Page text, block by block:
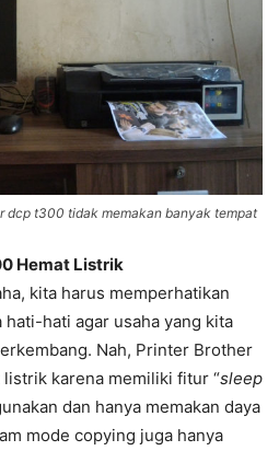
dcp t300 tidak memakan banyak tempat
Hemat Listrik
kita harus memperhatikan
hati agar usaha yang kita
Nah, Printer Brother
karena memiliki fitur “sleep
dan hanya memakan daya
mode copying juga hanya